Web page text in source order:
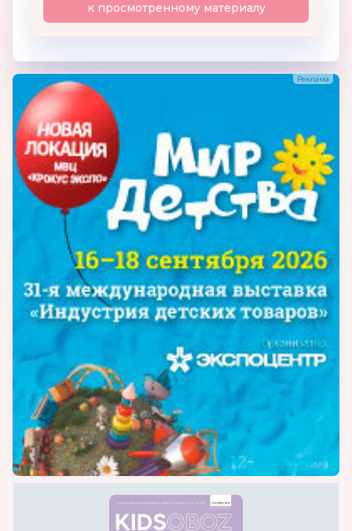
к просмотренному материалу